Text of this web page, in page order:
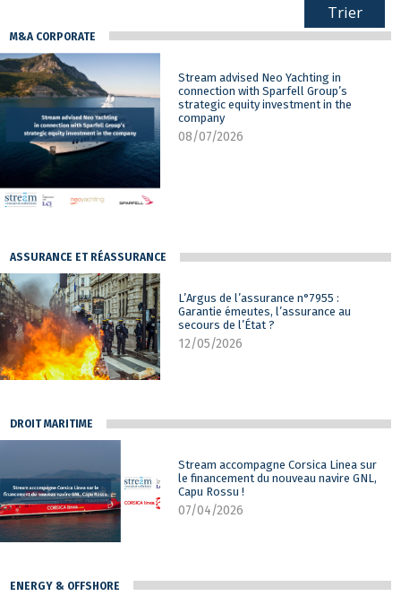
Trier
M&A CORPORATE
Stream advised Neo Yachting in
connection with Sparfell Group’s
strategic equity investment in the
company
08/07/2026
ASSURANCE ET RÉASSURANCE
L’Argus de l’assurance n°7955 :
Garantie émeutes, l’assurance au
secours de l’État ?
12/05/2026
DROIT MARITIME
Stream accompagne Corsica Linea sur
le financement du nouveau navire GNL,
Capu Rossu !
07/04/2026
ENERGY & OFFSHORE